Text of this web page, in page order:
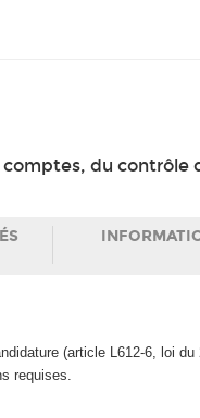
du contrôle
(article L612-6, loi du
requises.